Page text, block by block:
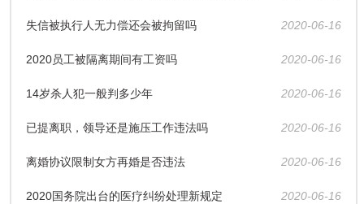
年12月31日)
失信被执行人无力偿还会被拘留吗 2020-06-16
2020员工被隔离期间有工资吗 2020-06-16
14岁杀人犯一般判多少年 2020-06-16
已提离职，领导还是施压工作违法吗 2020-06-16
离婚协议限制女方再婚是否违法 2020-06-16
2020国务院出台的医疗纠纷处理新规定 2020-06-16